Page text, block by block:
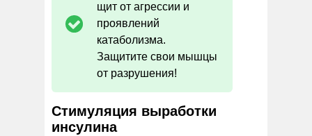
щит от агрессии и
проявлений
катаболизма.
Защитите свои мышцы
от разрушения!
Стимуляция выработки
инсулина